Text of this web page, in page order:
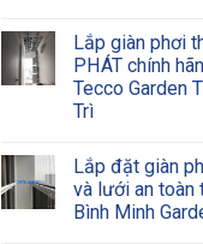
Lắp giàn phơi
PHÁT chính
Tecco Garden
Trì
Lắp đặt giàn
và lưới an toàn
Bình Minh